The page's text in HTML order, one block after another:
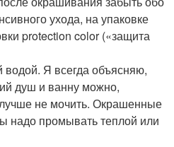
ухода, на упаковке
protection color («защита
водой. Я всегда объясняю,
душ и ванну можно,
не мочить. Окрашенные
надо промывать теплой или